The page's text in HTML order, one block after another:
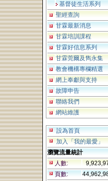
基督徒生活系列
聖經查詢
甘霖最新消息
甘霖培訓課程
甘霖好信息系列
甘霖莞爾及雋永集
教會機構專欄精選
網上奉獻與支持
故障申告
聯絡我們
網站維護
設為首頁
加入「我的最愛」
瀏覽流量統計
人數:
頁數: